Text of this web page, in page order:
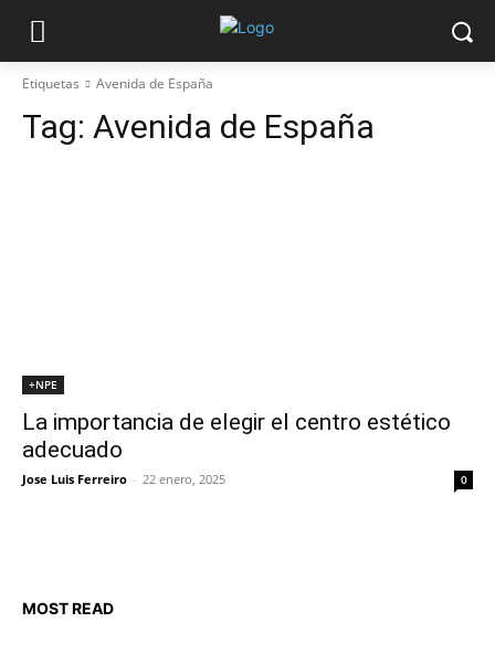
Etiquetas Avenida de España
Tag: Avenida de España
+NPE
La importancia de elegir el centro estético
adecuado
Jose Luis Ferreiro - 22 enero, 2025 0
MOST READ